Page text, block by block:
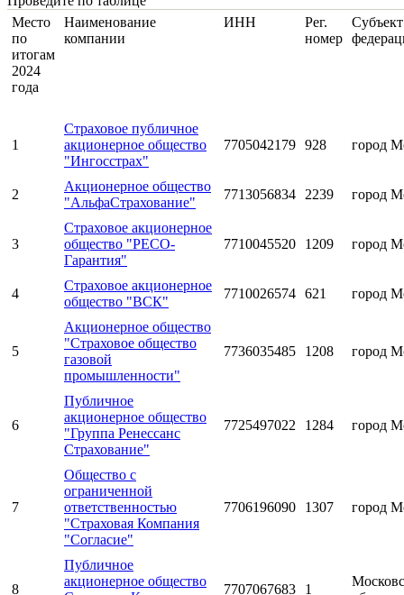
Место
по
итогам
2024
года
Наименование
компании
ИНН
Рег.
номер
Субъект
1
Страховое публичное
акционерное общество
"Ингосстрах"
7705042179 928 город
2
Акционерное общество
"АльфаСтрахование"
7713056834 2239 город
3
Страховое акционерное
общество "РЕСО-
Гарантия"
7710045520 1209 город
4
Страховое акционерное
общество "ВСК"
7710026574 621 город
5
Акционерное общество
"Страховое общество
газовой
промышленности"
7736035485 1208 город
6
Публичное
акционерное общество
"Группа Ренессанс
Страхование"
7725497022 1284 город
7
Общество с
ограниченной
ответственностью
"Страховая Компания
"Согласие"
7706196090 1307 город
8
Публичное
акционерное общество
7707067683 1